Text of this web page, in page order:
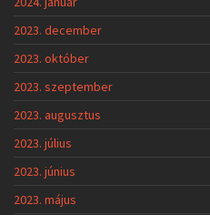
2023. december
2023. október
2023. szeptember
2023. augusztus
2023. július
2023. június
2023. május